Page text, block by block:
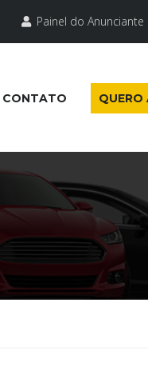
Painel do Anunciante
CONTATO QUERO